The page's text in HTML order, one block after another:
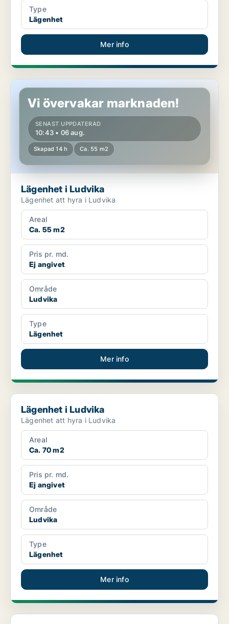
Type
Lägenhet
Mer info
Lägenhet i Ludvika
Vi övervakar marknaden!
SENAST UPPDATERAD
10:43 • 06 aug.
Skapad 14 h Ca. 55 m2
Lägenhet i Ludvika
Lägenhet att hyra i Ludvika
Areal
Ca. 55 m2
Pris pr. md.
Ej angivet
Område
Ludvika
Type
Lägenhet
Mer info
Lägenhet i Ludvika
Lägenhet i Ludvika
Lägenhet att hyra i Ludvika
Areal
Ca. 70 m2
Pris pr. md.
Ej angivet
Område
Ludvika
Type
Lägenhet
Mer info
Lägenhet i Ludvika